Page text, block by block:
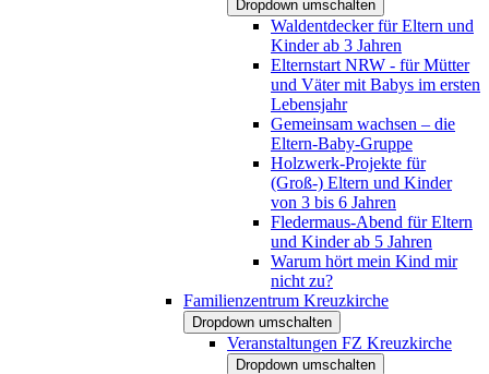
Dropdown umschalten
Waldentdecker für Eltern und
Kinder ab 3 Jahren
Elternstart NRW - für Mütter
und Väter mit Babys im ersten
Lebensjahr
Gemeinsam wachsen – die
Eltern-Baby-Gruppe
Holzwerk-Projekte für
(Groß-) Eltern und Kinder
von 3 bis 6 Jahren
Fledermaus-Abend für Eltern
und Kinder ab 5 Jahren
Warum hört mein Kind mir
nicht zu?
Familienzentrum Kreuzkirche
Dropdown umschalten
Veranstaltungen FZ Kreuzkirche
Dropdown umschalten